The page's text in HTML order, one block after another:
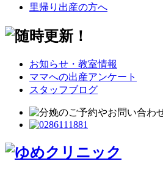
里帰り出産の方へ
お知らせ・教室情報
ママへの出産アンケート
スタッフブログ